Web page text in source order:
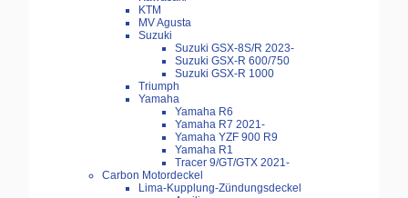
KTM
MV Agusta
Suzuki
Suzuki GSX-8S/R 2023-
Suzuki GSX-R 600/750
Suzuki GSX-R 1000
Triumph
Yamaha
Yamaha R6
Yamaha R7 2021-
Yamaha YZF 900 R9
Yamaha R1
Tracer 9/GT/GTX 2021-
Carbon Motordeckel
Lima-Kupplung-Zündungsdeckel